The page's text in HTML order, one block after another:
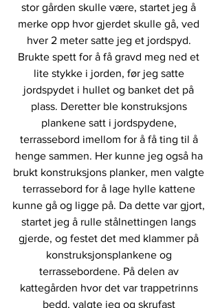
stor gården skulle være, startet jeg å
merke opp hvor gjerdet skulle gå, ved
hver 2 meter satte jeg et jordspyd.
Brukte spett for å få gravd meg ned et
lite stykke i jorden, før jeg satte
jordspydet i hullet og banket det på
plass. Deretter ble konstruksjons
plankene satt i jordspydene,
terrassebord imellom for å få ting til å
henge sammen. Her kunne jeg også ha
brukt konstruksjons planker, men valgte
terrassebord for å lage hylle kattene
kunne gå og ligge på. Da dette var gjort,
startet jeg å rulle stålnettingen langs
gjerde, og festet det med klammer på
konstruksjonsplankene og
terrassebordene. På delen av
kattegården hvor det var trappetrinns
bedd, valgte jeg og skrufast